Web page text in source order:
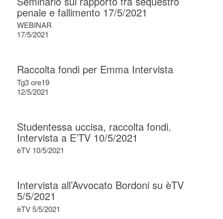
penale e fallimento 17/5/2021
WEBINAR
17/5/2021
Raccolta fondi per Emma Intervista
Tg3 ore19
12/5/2021
Studentessa uccisa, raccolta fondi.
Intervista a E’TV 10/5/2021
èTV 10/5/2021
Intervista all’Avvocato Bordoni su èTV
5/5/2021
èTV 5/5/2021